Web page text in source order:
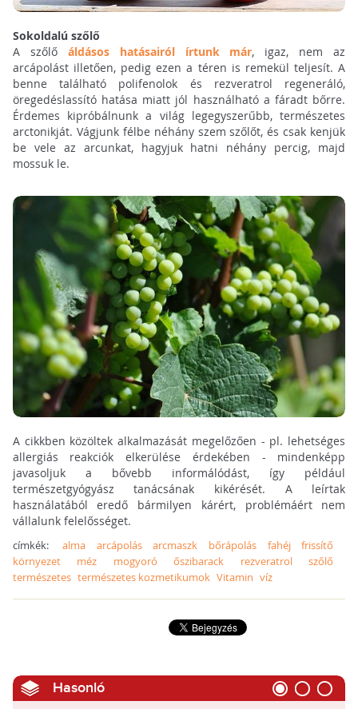
Sokoldalú szőlő
A szőlő áldásos hatásairól írtunk már, igaz, nem az
arcápolást illetően, pedig ezen a téren is remekül teljesít. A
benne található polifenolok és rezveratrol regeneráló,
öregedéslassító hatása miatt jól használható a fáradt bőrre.
Érdemes kipróbálnunk a világ legegyszerűbb, természetes
arctonikját. Vágjunk félbe néhány szem szőlőt, és csak kenjük
be vele az arcunkat, hagyjuk hatni néhány percig, majd
mossuk le.
A cikkben közöltek alkalmazását megelőzően - pl. lehetséges
allergiás reakciók elkerülése érdekében - mindenképp
javasoljuk a bővebb informálódást, így például
természetgyógyász tanácsának kikérését. A leírtak
használatából eredő bármilyen kárért, problémáért nem
vállalunk felelősséget.
címkék:alma arcápolás arcmaszk bőrápolás fahéj
frissítő
környezet
méz mogyoró őszibarack rezveratrol
szőlő
természetes természetes kozmetikumok Vitamin víz
Hasonló